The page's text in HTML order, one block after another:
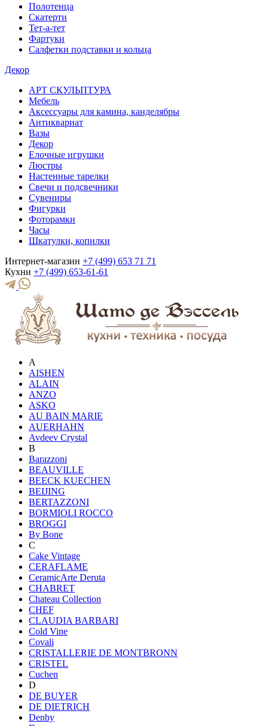
Полотенца
Скатерти
Тет-а-тет
Фартуки
Салфетки подставки и кольца
Декор
АРТ СКУЛЬПТУРА
Мебель
Аксессуары для камина, канделябры
Антиквариат
Вазы
Декор
Елочные игрушки
Люстры
Настенные тарелки
Свечи и подсвечники
Сувениры
Фигурки
Фоторамки
Часы
Шкатулки, копилки
Интернет-магазин +7 (499) 653 71 71
Кухни +7 (499) 653-61-61
A
AISHEN
ALAIN
ANZO
ASKO
AU BAIN MARIE
AUERHAHN
Avdeev Crystal
B
Barazzoni
BEAUVILLE
BEECK KUECHEN
BEIJING
BERTAZZONI
BORMIOLI ROCCO
BROGGI
By Bone
C
Cake Vintage
CERAFLAME
CeramicArte Deruta
CHABRET
Chateau Collection
CHEF
CLAUDIA BARBARI
Cold Vine
Covali
CRISTALLERIE DE MONTBRONN
CRISTEL
Cuchen
D
DE BUYER
DE DIETRICH
Denby